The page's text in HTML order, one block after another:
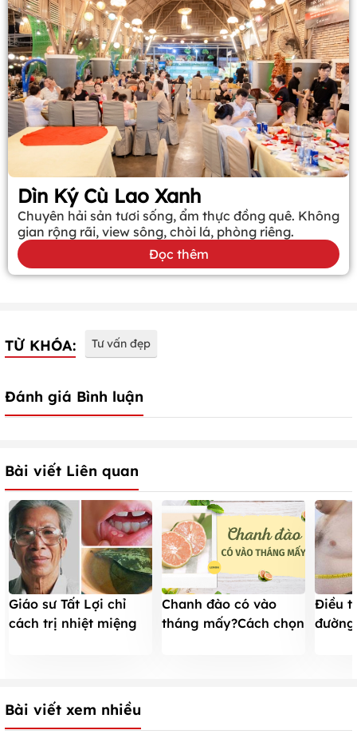
Dìn Ký Cù Lao Xanh
Chuyên hải sản tươi sống, ẩm thực đồng quê. Không
gian rộng rãi, view sông, chòi lá, phòng riêng.
Đọc thêm
TỪ KHÓA: Tư vấn đẹp
Đánh giá Bình luận
Bài viết Liên quan
Giáo sư Tất Lợi chỉ
cách trị nhiệt miệng
Chanh đào có vào
tháng mấy?Cách chọn
Điều
Bài viết xem nhiều